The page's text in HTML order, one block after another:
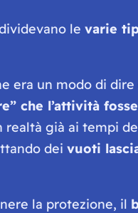
le varie
era un modo di dire
che l’attività
già ai tempi
dei vuoti
la protezione, il